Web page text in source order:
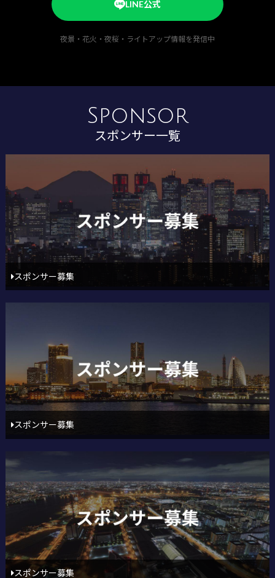
LINE公式
夜景・花火・夜桜・ライトアップ情報を発信中
Sponsor
スポンサー一覧
スポンサー募集
スポンサー募集
スポンサー募集